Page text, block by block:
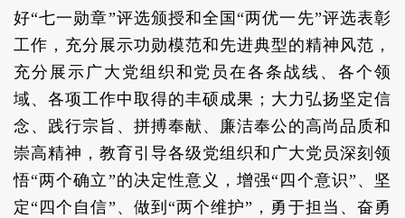
好“七一勋章”评选颁授和全国“两优一先”评选表彰
工作，充分展示功勋模范和先进典型的精神风范，
充分展示广大党组织和党员在各条战线、各个领
域、各项工作中取得的丰硕成果；大力弘扬坚定信
念、践行宗旨、拼搏奉献、廉洁奉公的高尚品质和
崇高精神，教育引导各级党组织和广大党员深刻领
悟“两个确立”的决定性意义，增强“四个意识”、坚
定“四个自信”、做到“两个维护”，勇于担当、奋勇